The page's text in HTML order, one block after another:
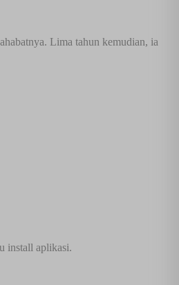
Lima tahun kemudian, ia
install aplikasi.